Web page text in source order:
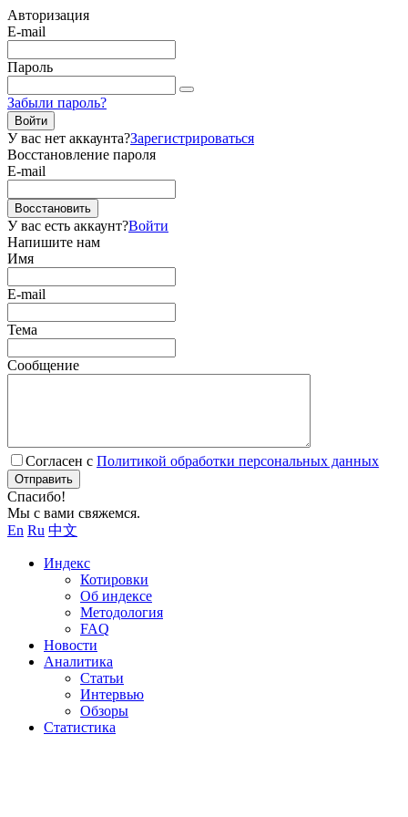
Авторизация
E-mail
Пароль
Забыли пароль?
Войти
У вас нет аккаунта?Зарегистрироваться
Восстановление пароля
E-mail
Восстановить
У вас есть аккаунт?Войти
Напишите нам
Имя
E-mail
Тема
Сообщение
Согласен с Политикой обработки персональных данных
Отправить
Спасибо!
Мы с вами свяжемся.
En Ru 中文
Индекс
Котировки
Об индексе
Методология
FAQ
Новости
Аналитика
Статьи
Интервью
Обзоры
Статистика